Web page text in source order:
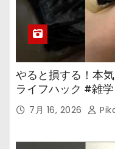
やると損する！本
ライフハック #雑
7月 16, 2026